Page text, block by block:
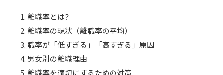
1. 離職率とは？
2. 離職率の現状（離職率の平均）
3.職率が「低すぎる」「高すぎる」原因
4.男女別の離職理由
5. 離職率を適切にするための対策